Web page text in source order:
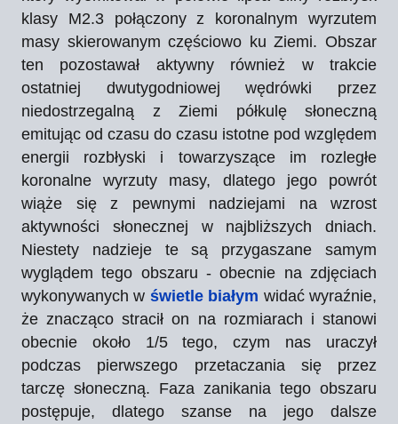
klasy M2.3 połączony z koronalnym wyrzutem
masy skierowanym częściowo ku Ziemi. Obszar
ten pozostawał aktywny również w trakcie
ostatniej dwutygodniowej wędrówki przez
niedostrzegalną z Ziemi półkulę słoneczną
emitując od czasu do czasu istotne pod względem
energii rozbłyski i towarzyszące im rozległe
koronalne wyrzuty masy, dlatego jego powrót
wiąże się z pewnymi nadziejami na wzrost
aktywności słonecznej w najbliższych dniach.
Niestety nadzieje te są przygaszane samym
wyglądem tego obszaru - obecnie na zdjęciach
wykonywanych w świetle białym widać wyraźnie,
że znacząco stracił on na rozmiarach i stanowi
obecnie około 1/5 tego, czym nas uraczył
podczas pierwszego przetaczania się przez
tarczę słoneczną. Faza zanikania tego obszaru
postępuje, dlatego szanse na jego dalsze